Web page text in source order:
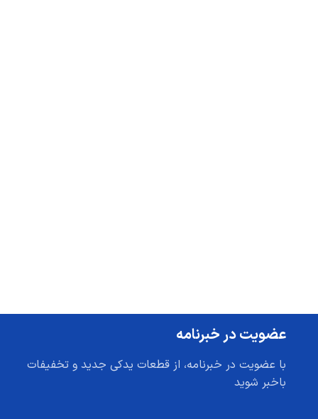
عضویت در خبرنامه
با عضویت در خبرنامه، از قطعات یدکی جدید و تخفیفات
باخبر شوید